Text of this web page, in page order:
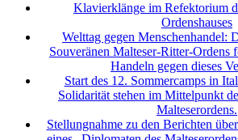
Klavierklänge im Refektorium
Ordenshauses
Welttag gegen Menschenhandel:
Souveränen Malteser-Ritter-Ordens
Handeln gegen dieses
Start des 12. Sommercamps in
Solidarität stehen im Mittelpunkt
Malteserordens.
Stellungnahme zu den Berichten